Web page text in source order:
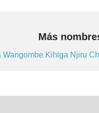
Más
Wangombe Kihiga Njiru